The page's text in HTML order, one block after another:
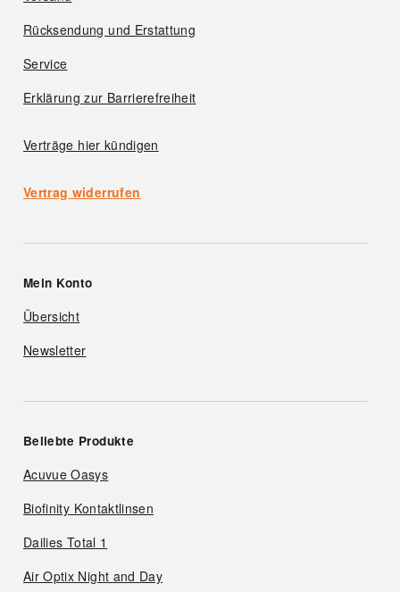
Rücksendung und Erstattung
Service
Erklärung zur Barrierefreiheit
Verträge hier kündigen
Vertrag widerrufen
Mein Konto
Übersicht
Newsletter
Beliebte Produkte
Acuvue Oasys
Biofinity Kontaktlinsen
Dailies Total 1
Air Optix Night and Day